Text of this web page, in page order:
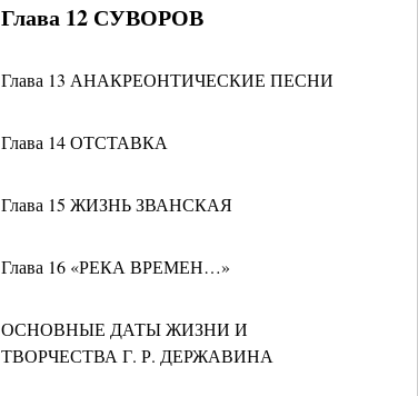
Глава 12 СУВОРОВ
Глава 13 АНАКРЕОНТИЧЕСКИЕ ПЕСНИ
Глава 14 ОТСТАВКА
Глава 15 ЖИЗНЬ ЗВАНСКАЯ
Глава 16 «РЕКА ВРЕМЕН…»
ОСНОВНЫЕ ДАТЫ ЖИЗНИ И
ТВОРЧЕСТВА Г. Р. ДЕРЖАВИНА